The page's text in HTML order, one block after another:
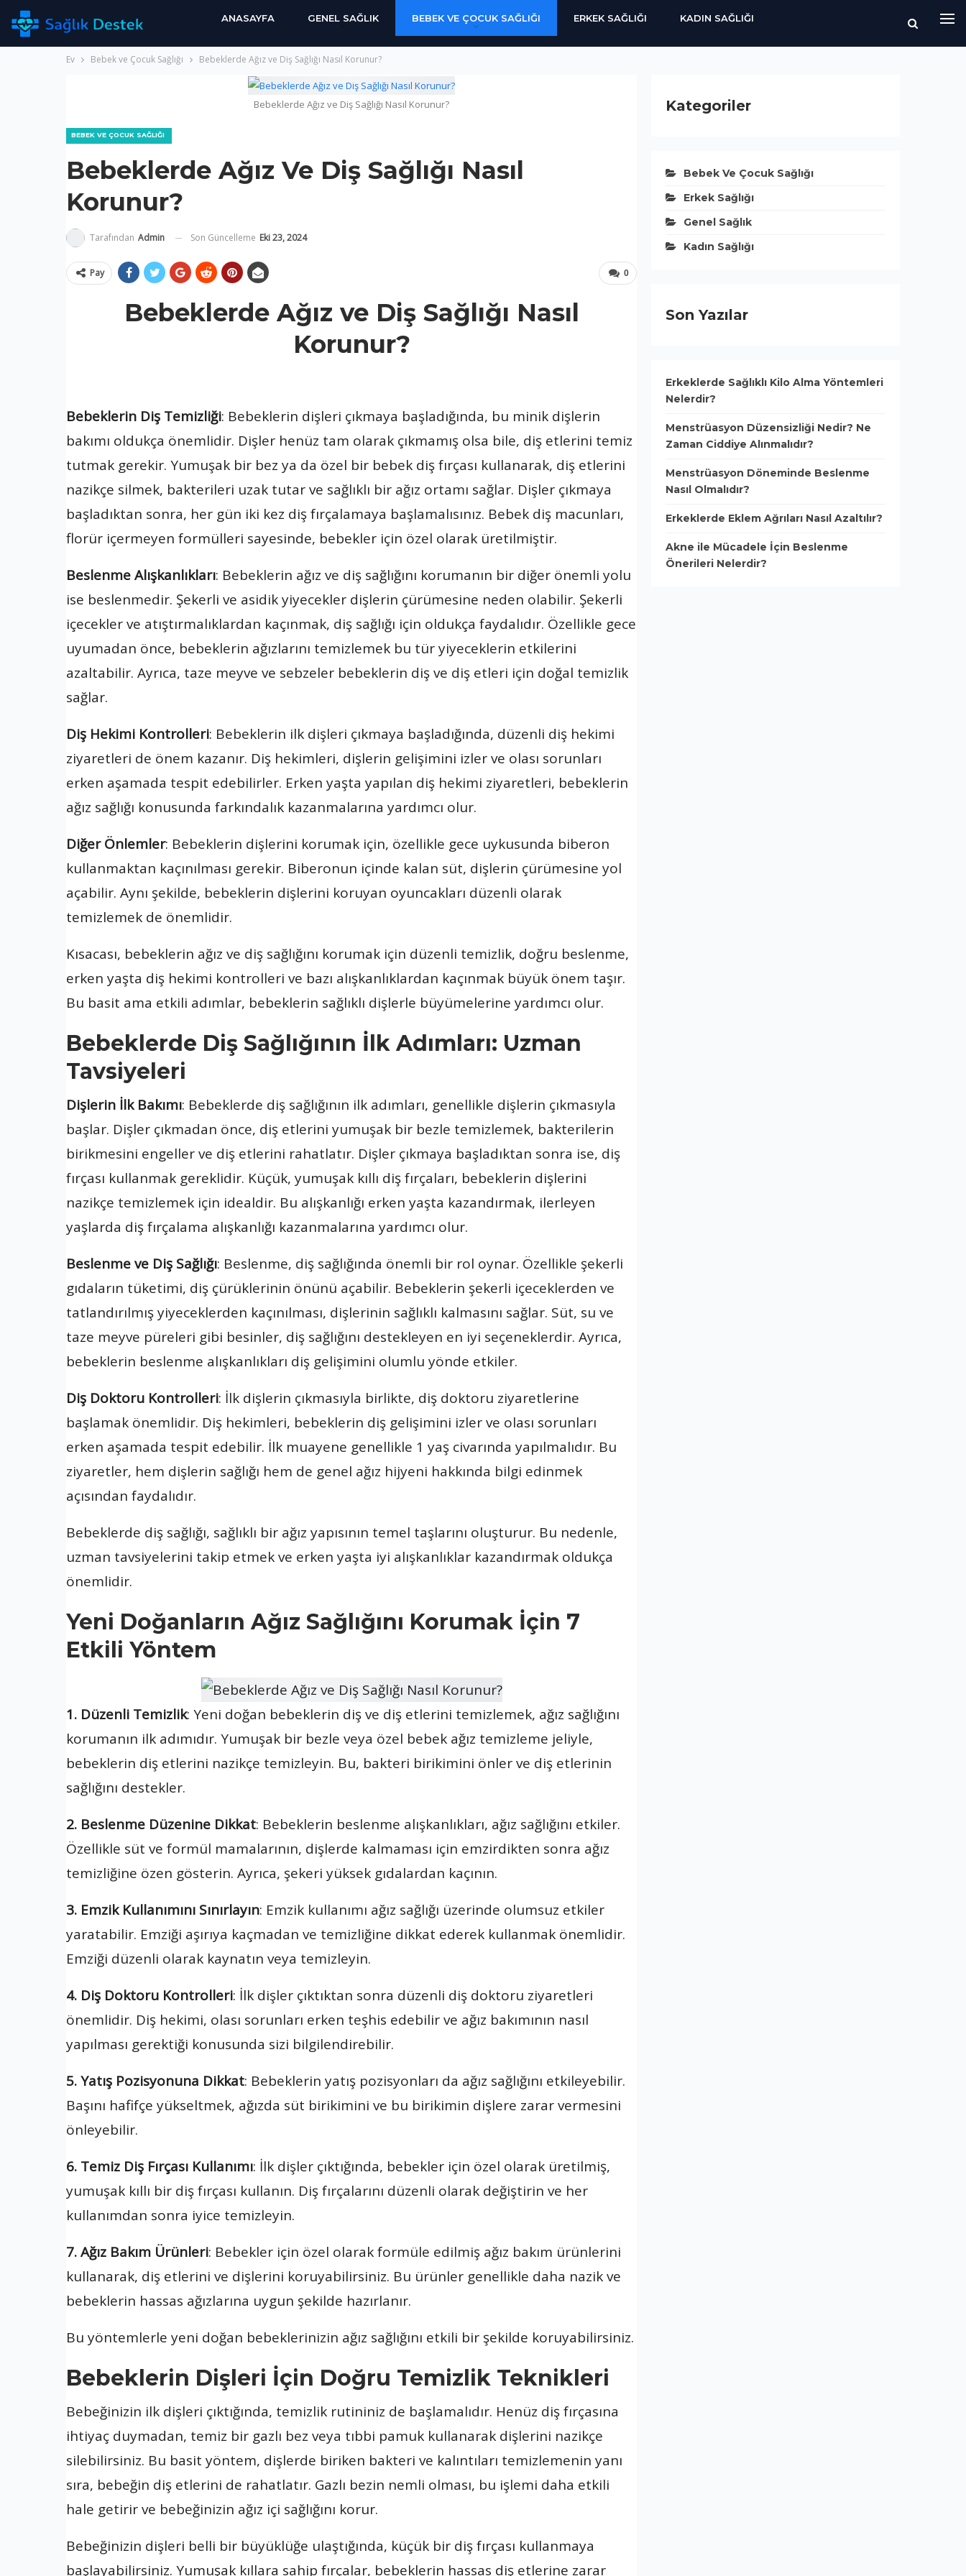
ANASAYFA GENEL SAĞLIK BEBEK VE ÇOCUK SAĞLIĞI ERKEK SAĞLIĞI KADIN SAĞLIĞI
Ev Bebek ve Çocuk Sağlığı Bebeklerde Ağız ve Diş Sağlığı Nasıl Korunur?
Bebeklerde Ağız ve Diş Sağlığı Nasıl Korunur?
BEBEK VE ÇOCUK SAĞLIĞI
Bebeklerde Ağız Ve Diş Sağlığı Nasıl
Korunur?
Tarafından Admin Son Güncelleme Eki 23, 2024
0
Pay
Bebeklerde Ağız ve Diş Sağlığı Nasıl
Korunur?
Bebeklerin Diş Temizliği: Bebeklerin dişleri çıkmaya başladığında, bu minik dişlerin
bakımı oldukça önemlidir. Dişler henüz tam olarak çıkmamış olsa bile, diş etlerini temiz
tutmak gerekir. Yumuşak bir bez ya da özel bir bebek diş fırçası kullanarak, diş etlerini
nazikçe silmek, bakterileri uzak tutar ve sağlıklı bir ağız ortamı sağlar. Dişler çıkmaya
başladıktan sonra, her gün iki kez diş fırçalamaya başlamalısınız. Bebek diş macunları,
florür içermeyen formülleri sayesinde, bebekler için özel olarak üretilmiştir.
Beslenme Alışkanlıkları: Bebeklerin ağız ve diş sağlığını korumanın bir diğer önemli yolu
ise beslenmedir. Şekerli ve asidik yiyecekler dişlerin çürümesine neden olabilir. Şekerli
içecekler ve atıştırmalıklardan kaçınmak, diş sağlığı için oldukça faydalıdır. Özellikle gece
uyumadan önce, bebeklerin ağızlarını temizlemek bu tür yiyeceklerin etkilerini
azaltabilir. Ayrıca, taze meyve ve sebzeler bebeklerin diş ve diş etleri için doğal temizlik
sağlar.
Diş Hekimi Kontrolleri: Bebeklerin ilk dişleri çıkmaya başladığında, düzenli diş hekimi
ziyaretleri de önem kazanır. Diş hekimleri, dişlerin gelişimini izler ve olası sorunları
erken aşamada tespit edebilirler. Erken yaşta yapılan diş hekimi ziyaretleri, bebeklerin
ağız sağlığı konusunda farkındalık kazanmalarına yardımcı olur.
Diğer Önlemler: Bebeklerin dişlerini korumak için, özellikle gece uykusunda biberon
kullanmaktan kaçınılması gerekir. Biberonun içinde kalan süt, dişlerin çürümesine yol
açabilir. Aynı şekilde, bebeklerin dişlerini koruyan oyuncakları düzenli olarak
temizlemek de önemlidir.
Kısacası, bebeklerin ağız ve diş sağlığını korumak için düzenli temizlik, doğru beslenme,
erken yaşta diş hekimi kontrolleri ve bazı alışkanlıklardan kaçınmak büyük önem taşır.
Bu basit ama etkili adımlar, bebeklerin sağlıklı dişlerle büyümelerine yardımcı olur.
Bebeklerde Diş Sağlığının İlk Adımları: Uzman
Tavsiyeleri
Dişlerin İlk Bakımı: Bebeklerde diş sağlığının ilk adımları, genellikle dişlerin çıkmasıyla
başlar. Dişler çıkmadan önce, diş etlerini yumuşak bir bezle temizlemek, bakterilerin
birikmesini engeller ve diş etlerini rahatlatır. Dişler çıkmaya başladıktan sonra ise, diş
fırçası kullanmak gereklidir. Küçük, yumuşak kıllı diş fırçaları, bebeklerin dişlerini
nazikçe temizlemek için idealdir. Bu alışkanlığı erken yaşta kazandırmak, ilerleyen
yaşlarda diş fırçalama alışkanlığı kazanmalarına yardımcı olur.
Beslenme ve Diş Sağlığı: Beslenme, diş sağlığında önemli bir rol oynar. Özellikle şekerli
gıdaların tüketimi, diş çürüklerinin önünü açabilir. Bebeklerin şekerli içeceklerden ve
tatlandırılmış yiyeceklerden kaçınılması, dişlerinin sağlıklı kalmasını sağlar. Süt, su ve
taze meyve püreleri gibi besinler, diş sağlığını destekleyen en iyi seçeneklerdir. Ayrıca,
bebeklerin beslenme alışkanlıkları diş gelişimini olumlu yönde etkiler.
Diş Doktoru Kontrolleri: İlk dişlerin çıkmasıyla birlikte, diş doktoru ziyaretlerine
başlamak önemlidir. Diş hekimleri, bebeklerin diş gelişimini izler ve olası sorunları
erken aşamada tespit edebilir. İlk muayene genellikle 1 yaş civarında yapılmalıdır. Bu
ziyaretler, hem dişlerin sağlığı hem de genel ağız hijyeni hakkında bilgi edinmek
açısından faydalıdır.
Bebeklerde diş sağlığı, sağlıklı bir ağız yapısının temel taşlarını oluşturur. Bu nedenle,
uzman tavsiyelerini takip etmek ve erken yaşta iyi alışkanlıklar kazandırmak oldukça
önemlidir.
Yeni Doğanların Ağız Sağlığını Korumak İçin 7
Etkili Yöntem
1. Düzenli Temizlik: Yeni doğan bebeklerin diş ve diş etlerini temizlemek, ağız sağlığını
korumanın ilk adımıdır. Yumuşak bir bezle veya özel bebek ağız temizleme jeliyle,
bebeklerin diş etlerini nazikçe temizleyin. Bu, bakteri birikimini önler ve diş etlerinin
sağlığını destekler.
2. Beslenme Düzenine Dikkat: Bebeklerin beslenme alışkanlıkları, ağız sağlığını etkiler.
Özellikle süt ve formül mamalarının, dişlerde kalmaması için emzirdikten sonra ağız
temizliğine özen gösterin. Ayrıca, şekeri yüksek gıdalardan kaçının.
3. Emzik Kullanımını Sınırlayın: Emzik kullanımı ağız sağlığı üzerinde olumsuz etkiler
yaratabilir. Emziği aşırıya kaçmadan ve temizliğine dikkat ederek kullanmak önemlidir.
Emziği düzenli olarak kaynatın veya temizleyin.
4. Diş Doktoru Kontrolleri: İlk dişler çıktıktan sonra düzenli diş doktoru ziyaretleri
önemlidir. Diş hekimi, olası sorunları erken teşhis edebilir ve ağız bakımının nasıl
yapılması gerektiği konusunda sizi bilgilendirebilir.
5. Yatış Pozisyonuna Dikkat: Bebeklerin yatış pozisyonları da ağız sağlığını etkileyebilir.
Başını hafifçe yükseltmek, ağızda süt birikimini ve bu birikimin dişlere zarar vermesini
önleyebilir.
6. Temiz Diş Fırçası Kullanımı: İlk dişler çıktığında, bebekler için özel olarak üretilmiş,
yumuşak kıllı bir diş fırçası kullanın. Diş fırçalarını düzenli olarak değiştirin ve her
kullanımdan sonra iyice temizleyin.
7. Ağız Bakım Ürünleri: Bebekler için özel olarak formüle edilmiş ağız bakım ürünlerini
kullanarak, diş etlerini ve dişlerini koruyabilirsiniz. Bu ürünler genellikle daha nazik ve
bebeklerin hassas ağızlarına uygun şekilde hazırlanır.
Bu yöntemlerle yeni doğan bebeklerinizin ağız sağlığını etkili bir şekilde koruyabilirsiniz.
Bebeklerin Dişleri İçin Doğru Temizlik Teknikleri
Bebeğinizin ilk dişleri çıktığında, temizlik rutininiz de başlamalıdır. Henüz diş fırçasına
ihtiyaç duymadan, temiz bir gazlı bez veya tıbbi pamuk kullanarak dişlerini nazikçe
silebilirsiniz. Bu basit yöntem, dişlerde biriken bakteri ve kalıntıları temizlemenin yanı
sıra, bebeğin diş etlerini de rahatlatır. Gazlı bezin nemli olması, bu işlemi daha etkili
hale getirir ve bebeğinizin ağız içi sağlığını korur.
Bebeğinizin dişleri belli bir büyüklüğe ulaştığında, küçük bir diş fırçası kullanmaya
başlayabilirsiniz. Yumuşak kıllara sahip fırçalar, bebeklerin hassas diş etlerine zarar
Kategoriler
Bebek Ve Çocuk Sağlığı
Erkek Sağlığı
Genel Sağlık
Kadın Sağlığı
Son Yazılar
Erkeklerde Sağlıklı Kilo Alma Yöntemleri
Nelerdir?
Menstrüasyon Düzensizliği Nedir? Ne
Zaman Ciddiye Alınmalıdır?
Menstrüasyon Döneminde Beslenme
Nasıl Olmalıdır?
Erkeklerde Eklem Ağrıları Nasıl Azaltılır?
Akne ile Mücadele İçin Beslenme
Önerileri Nelerdir?